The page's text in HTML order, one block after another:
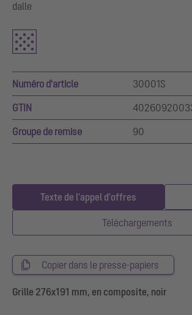
dalle
Numéro d'article 30001S
GTIN
Groupe de remise 90
Texte de l'appel d'offres
Téléchargements
Copier dans le presse-papiers
Grille 276x191 mm, en composite, noir